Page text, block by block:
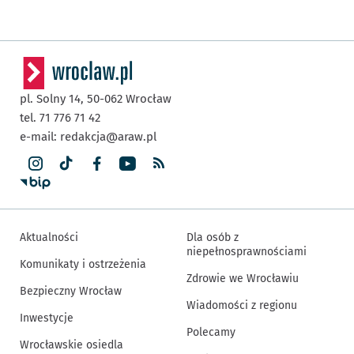
pl. Solny 14, 50-062 Wrocław
tel. 71 776 71 42
e-mail: redakcja@araw.pl
Aktualności
Komunikaty i ostrzeżenia
Bezpieczny Wrocław
Inwestycje
Wrocławskie osiedla
Dla osób z
niepełnosprawnościami
Zdrowie we Wrocławiu
Wiadomości z regionu
Polecamy